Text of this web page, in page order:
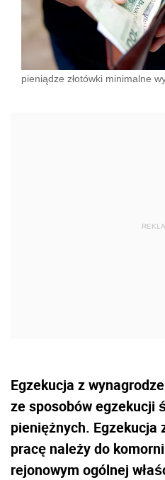
pieniądze złotówki minimalne
Egzekucja z
ze sposobów egzekucji
pieniężnych. Egzekucja
pracę należy do
rejonowym ogólnej